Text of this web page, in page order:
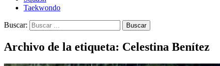
Taekwondo
Buscar:
Archivo de la etiqueta: Celestina Benítez